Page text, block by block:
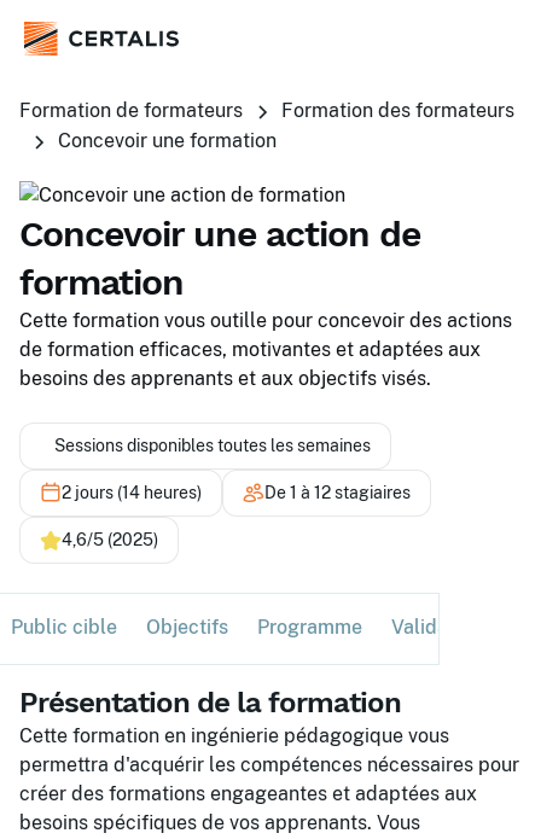
Formation de formateurs
Formation des formateurs
Concevoir une formation
Concevoir une action de
formation
Cette formation vous outille pour concevoir des actions
de formation efficaces, motivantes et adaptées aux
besoins des apprenants et aux objectifs visés.
Sessions disponibles toutes les semaines
2 jours (14 heures) De 1 à 12 stagiaires
4,6/5 (2025)
Public cible Objectifs Programme Validation
Présentation de la formation
Cette formation en ingénierie pédagogique vous
permettra d'acquérir les compétences nécessaires pour
créer des formations engageantes et adaptées aux
besoins spécifiques de vos apprenants. Vous